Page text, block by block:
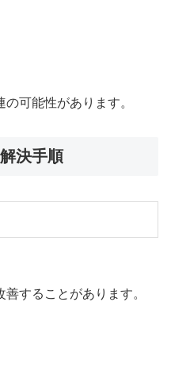
可能性があります。
決手順
することがあります。